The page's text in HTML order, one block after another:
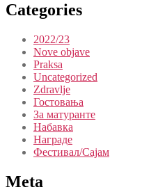
Categories
2022/23
Nove objave
Praksa
Uncategorized
Zdravlje
Гостовања
За матуранте
Набавка
Награде
Фестивал/Сајам
Meta